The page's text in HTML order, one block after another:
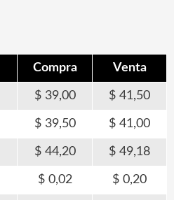
Compra Venta
39,00 41,50
39,50 41,00
44,20 49,18
0,02 0,20